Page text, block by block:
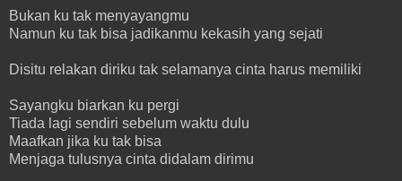
Bukan ku tak menyayangmu
Namun ku tak bisa jadikanmu kekasih yang sejati
Disitu relakan diriku tak selamanya cinta harus memiliki
Sayangku biarkan ku pergi
Tiada lagi sendiri sebelum waktu dulu
Maafkan jika ku tak bisa
Menjaga tulusnya cinta didalam dirimu